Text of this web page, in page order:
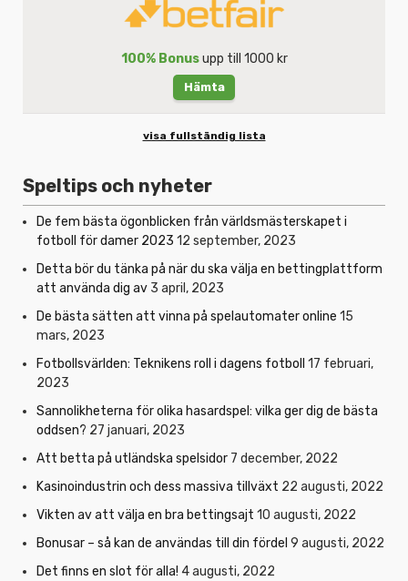
100% Bonusupp till 1000 kr
Hämta
visa fullständig lista
Speltips och nyheter
De fem bästa ögonblicken från världsmästerskapet i
fotboll för damer 2023 12 september, 2023
Detta bör du tänka på när du ska välja en bettingplattform
att använda dig av 3 april, 2023
De bästa sätten att vinna på spelautomater online 15
mars, 2023
Fotbollsvärlden: Teknikens roll i dagens fotboll 17 februari,
2023
Sannolikheterna för olika hasardspel: vilka ger dig de bästa
oddsen? 27 januari, 2023
Att betta på utländska spelsidor 7 december, 2022
Kasinoindustrin och dess massiva tillväxt 22 augusti, 2022
Vikten av att välja en bra bettingsajt 10 augusti, 2022
Bonusar – så kan de användas till din fördel 9 augusti, 2022
Det finns en slot för alla! 4 augusti, 2022